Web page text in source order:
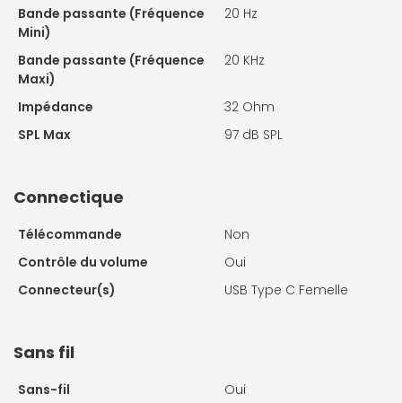
Bande passante (Fréquence
Mini)
20 Hz
Bande passante (Fréquence
Maxi)
20 KHz
Impédance
32 Ohm
SPL Max
97 dB SPL
Connectique
Télécommande
Non
Contrôle du volume
Oui
Connecteur(s)
USB Type C Femelle
Sans fil
Sans-fil
Oui